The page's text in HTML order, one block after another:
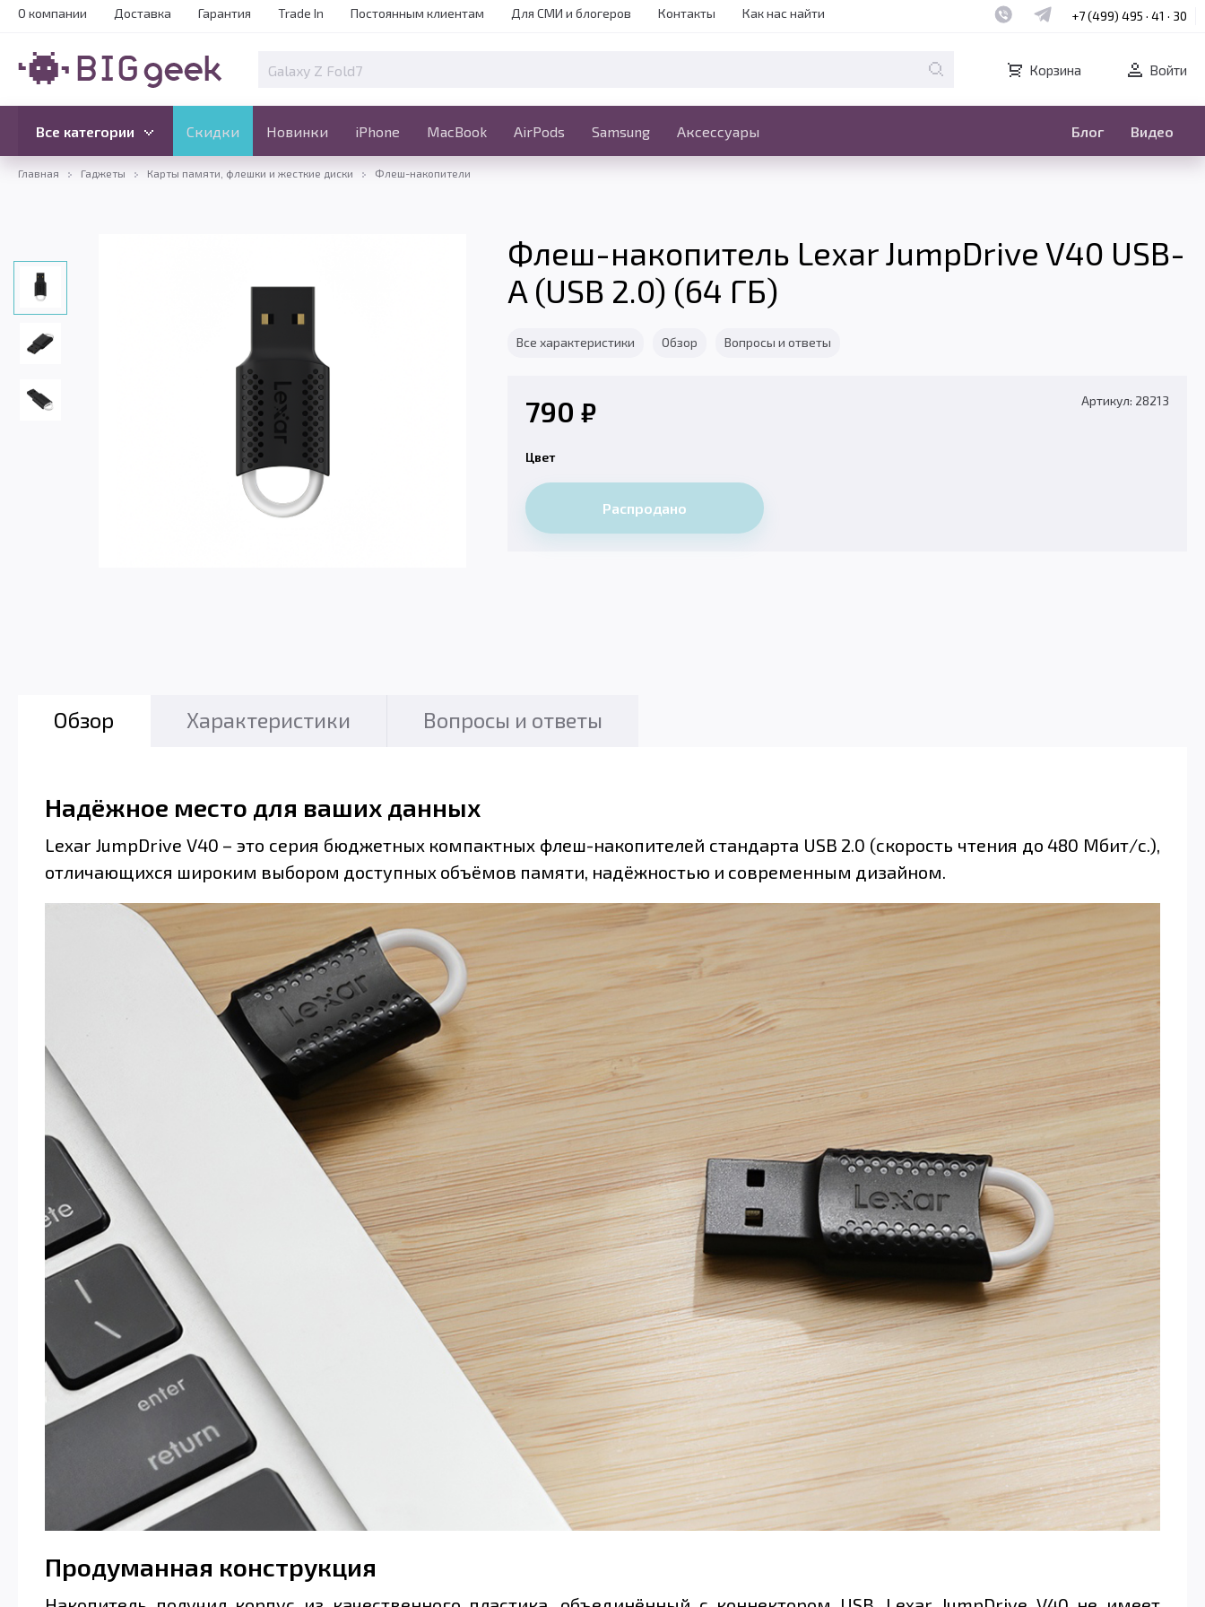
О компании Доставка Гарантия Trade In Постоянным клиентам Для СМИ и блогеров Контакты Как нас найти Наш whatsapp
Наш telegram
+7 (499) 495 · 41 · 30
Корзина Войти
Все категории Скидки Новинки iPhone MacBook AirPods Samsung Аксессуары Блог Видео
Скидки Новинки iPhone MacBook
Все категории Ещё
Главная Гаджеты Карты памяти, флешки и жесткие диски Флеш-накопители
Флеш-накопитель Lexar JumpDrive V40 USB-
A (USB 2.0) (64 ГБ)
Все характеристики Обзор Вопросы и ответы
790 ₽ Артикул: 28213
Цвет
Распродано
Обзор Характеристики Вопросы и ответы
Надёжное место для ваших данных
Lexar JumpDrive V40 – это серия бюджетных компактных флеш-накопителей стандарта USB 2.0 (скорость чтения до 480 Мбит/с.),
отличающихся широким выбором доступных объёмов памяти, надёжностью и современным дизайном.
Продуманная конструкция